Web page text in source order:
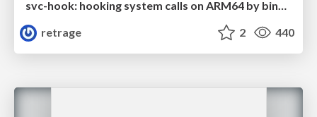
retrage
2 440